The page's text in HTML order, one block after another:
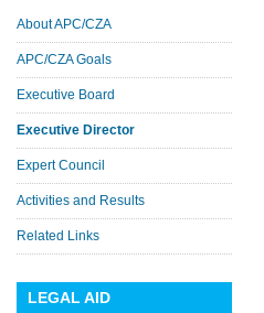
About APC/CZA
APC/CZA Goals
Executive Board
Executive Director
Expert Council
Activities and Results
Related Links
LEGAL AID